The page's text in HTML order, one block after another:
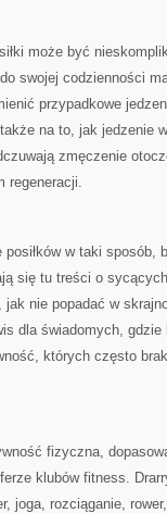
może być
swojej codzienności
przypadkowe
na to, jak jedzenie
zmęczenie
regeneracji.
w taki sposób,
się tu treści o
nie popadać w
dla świadomych,
których często
fizyczna,
klubów fitness.
joga, rozciąganie,